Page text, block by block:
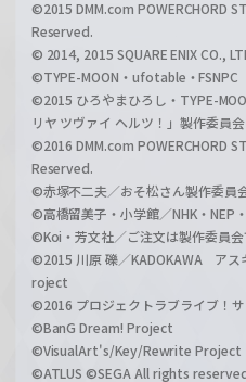
©2015 DMM.com POWERCHORD
Reserved.
© 2014, 2015 SQUARE ENIX CO.,
©TYPE-MOON・ufotable・FSNPC
©2015 ひろやまひろし・TYPE-
リヤ ツヴァイ ヘルツ！」製作委員会
©2016 DMM.com POWERCHORD
Reserved.
©赤塚不二夫／おそ松さん製作委員
©高橋留美子・小学館／NHK・NEP
©Koi・芳文社／ご注文は製作委員会
©2015 川原 礫／KADOKAWA アス
roject
©2016 プロジェクトラブライブ！サ
©BanG Dream! Project
©VisualArt's/Key/Rewrite Project
©ATLUS ©SEGA All rights